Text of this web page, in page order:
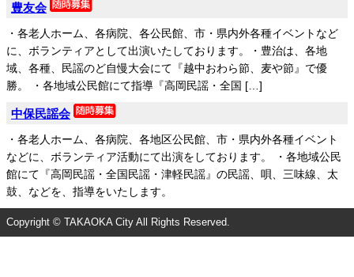
豊友会
・各老人ホーム、各病院、各公民館、市・県内外各種イベントなど
に、ボランティアとして出演いたしております。・豊治は、各地
域、各種、民謡のど自慢大会にて『越中おわら節、麦や節』で優
勝。 ・各地域公民館にて指導『高岡民謡・全国 […]
中保民謡会
・各老人ホーム、各病院、各地区公民館、市・県内外各種イベント
などに、ボランティア活動にて出演をしております。 ・各地域公民
館にて『高岡民謡・全国民謡・津軽民謡』の民謡、唄、三味線、太
鼓、などを、指導をいたします。
Copyright © TAKAOKA City All Rights Reserved.